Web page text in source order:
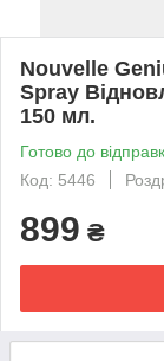
Nouvelle
Spray
150 мл.
Готово до
Код: 5446
899 ₴